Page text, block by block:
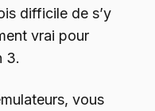
difficile de s’y
vrai pour
3.
vous